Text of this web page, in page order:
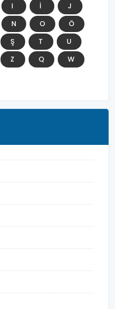
I İ
J
N O
Ö
Ş T
U
Z Q
W